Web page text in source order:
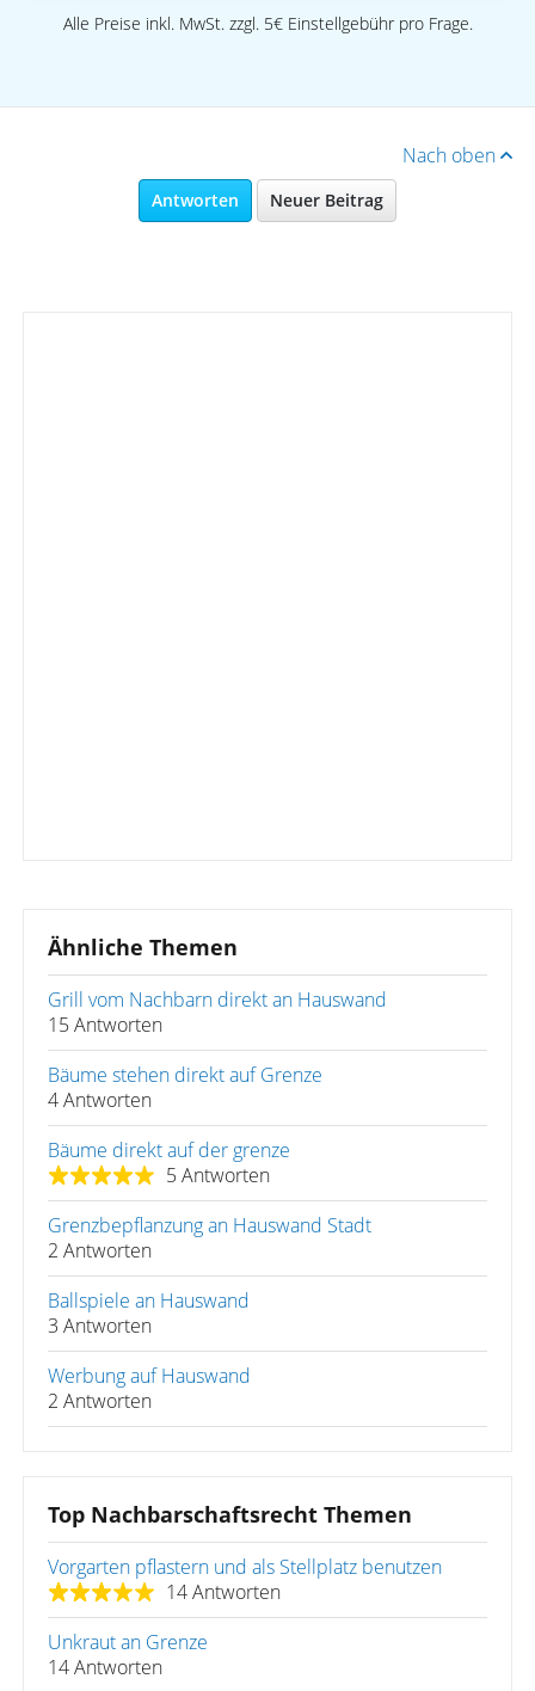
Alle Preise inkl. MwSt. zzgl. 5€ Einstellgebühr pro Frage.
Nach oben
Antworten Neuer Beitrag
Ähnliche Themen
Grill vom Nachbarn direkt an Hauswand
15 Antworten
Bäume stehen direkt auf Grenze
4 Antworten
Bäume direkt auf der grenze
5 Antworten
Grenzbepflanzung an Hauswand Stadt
2 Antworten
Ballspiele an Hauswand
3 Antworten
Werbung auf Hauswand
2 Antworten
Top Nachbarschaftsrecht Themen
Vorgarten pflastern und als Stellplatz benutzen
14 Antworten
Unkraut an Grenze
14 Antworten